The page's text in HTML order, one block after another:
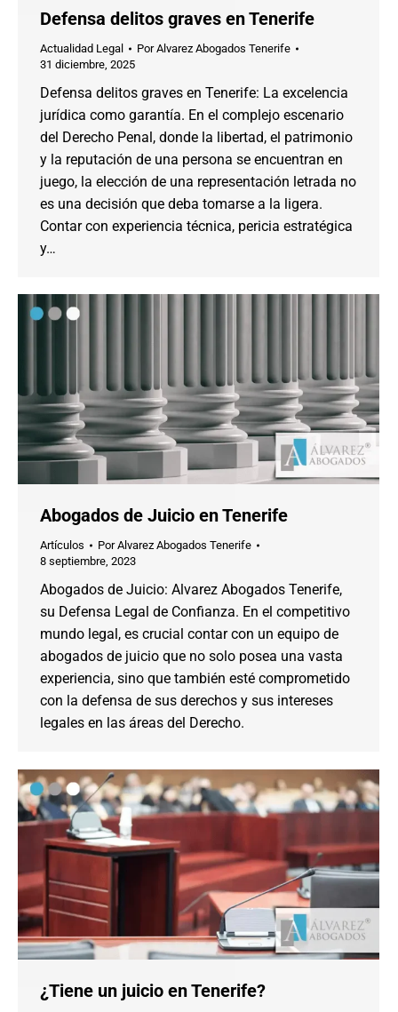
Defensa delitos graves en Tenerife
Actualidad Legal PorAlvarez Abogados Tenerife
31 diciembre, 2025
Defensa delitos graves en Tenerife: La excelencia
jurídica como garantía. En el complejo escenario
del Derecho Penal, donde la libertad, el patrimonio
y la reputación de una persona se encuentran en
juego, la elección de una representación letrada no
es una decisión que deba tomarse a la ligera.
Contar con experiencia técnica, pericia estratégica
y…
Abogados de Juicio en Tenerife
Artículos PorAlvarez Abogados Tenerife
8 septiembre, 2023
Abogados de Juicio: Alvarez Abogados Tenerife,
su Defensa Legal de Confianza. En el competitivo
mundo legal, es crucial contar con un equipo de
abogados de juicio que no solo posea una vasta
experiencia, sino que también esté comprometido
con la defensa de sus derechos y sus intereses
legales en las áreas del Derecho.
¿Tiene un juicio en Tenerife?